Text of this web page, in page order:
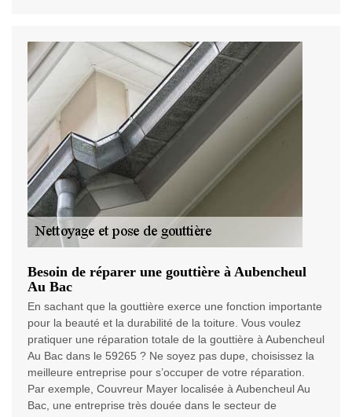
Besoin de réparer une gouttière à Aubencheul
Au Bac
En sachant que la gouttière exerce une fonction importante
pour la beauté et la durabilité de la toiture. Vous voulez
pratiquer une réparation totale de la gouttière à Aubencheul
Au Bac dans le 59265 ? Ne soyez pas dupe, choisissez la
meilleure entreprise pour s’occuper de votre réparation.
Par exemple, Couvreur Mayer localisée à Aubencheul Au
Bac, une entreprise très douée dans le secteur de